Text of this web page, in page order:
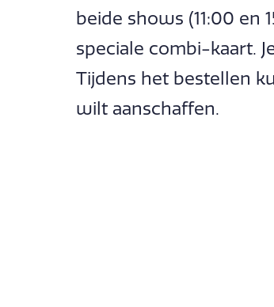
beide shows (11:00 en
speciale combi-kaart.
Tijdens het bestellen
wilt aanschaffen.